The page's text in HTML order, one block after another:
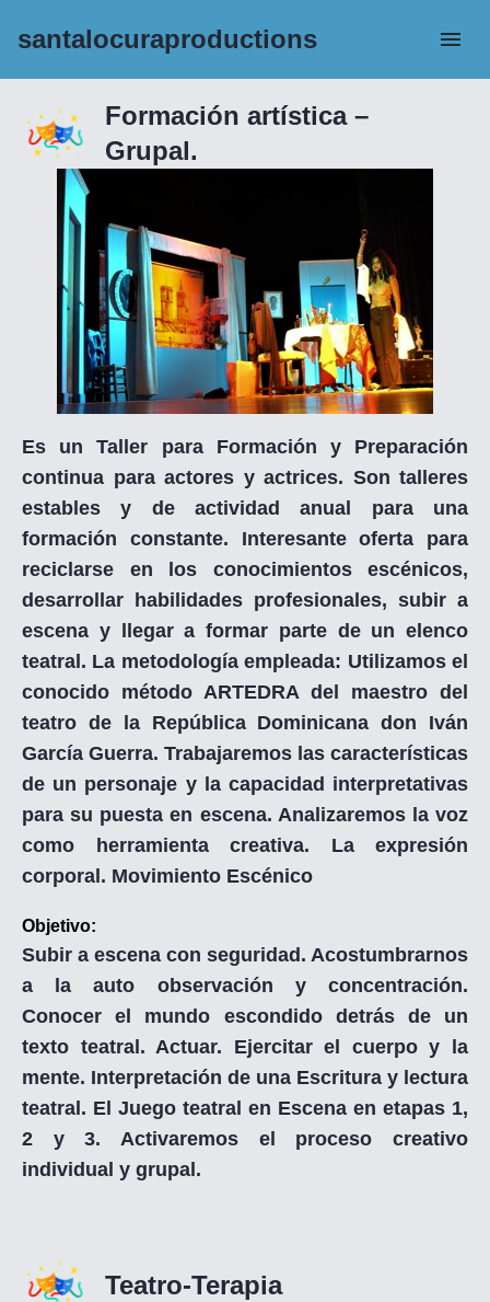
santalocuraproductions
Formación artística –
Grupal.
Es un Taller para Formación y Preparación
continua para actores y actrices. Son talleres
estables y de actividad anual para una
formación constante. Interesante oferta para
reciclarse en los conocimientos escénicos,
desarrollar habilidades profesionales, subir a
escena y llegar a formar parte de un elenco
teatral. La metodología empleada: Utilizamos el
conocido método ARTEDRA del maestro del
teatro de la República Dominicana don Iván
García Guerra. Trabajaremos las características
de un personaje y la capacidad interpretativas
para su puesta en escena. Analizaremos la voz
como herramienta creativa. La expresión
corporal. Movimiento Escénico
Objetivo:
Subir a escena con seguridad. Acostumbrarnos
a la auto observación y concentración.
Conocer el mundo escondido detrás de un
texto teatral. Actuar. Ejercitar el cuerpo y la
mente. Interpretación de una Escritura y lectura
teatral. El Juego teatral en Escena en etapas 1,
2 y 3. Activaremos el proceso creativo
individual y grupal.
Teatro-Terapia